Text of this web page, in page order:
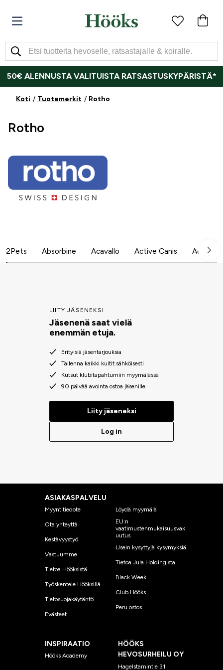
50€ ALENNUSTA VALITUISTA RATSASTUSKYPÄRISTÄ*
Koti Tuotemerkit Rotho
Rotho
2Pets Absorbine Acavallo Active Canis Aesculap
LIITY JÄSENEKSI
Jäsenenä saat vielä
enemmän etuja.
Erityisiä jäsentarjouksia
Tallenna kaikki kuitit sähköisesti
Kutsut klubitapahtumiin myymälässä
90 päivää avointa ostoa jäsenille
Liity jäseneksi
Log in
ASIAKASPALVELU
Myyntitiedote
Ota yhteyttä
Kestävyystyö
Vastuumme
Tietoa Hööksistä
Työskentele Hööksillä
Tietosuojakäytäntö
Evästeet
Löydä myymälä
EU:n
vaatimustenmukaisuusvak
uutus
Usein kysyttyjä kysymyksiä
Tietoa Jula Holdingista
Black Week
Club Hööks
Peru ostos
INSPIRAATIO
Hööks Academy
HÖÖKS
HEVOSURHEILU OY
Hagelstamintie 31